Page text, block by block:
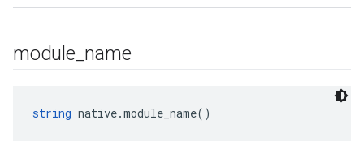
module name
string native.module_name()